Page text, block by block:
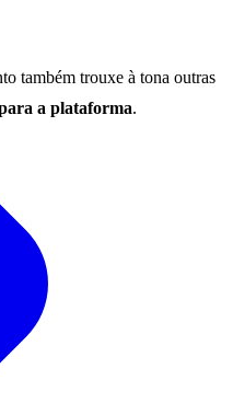
também trouxe à tona outras
a plataforma.